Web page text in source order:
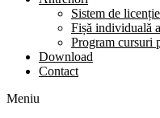
Sistem de
Fișă individuală
Program cursuri
Download
Contact
Meniu